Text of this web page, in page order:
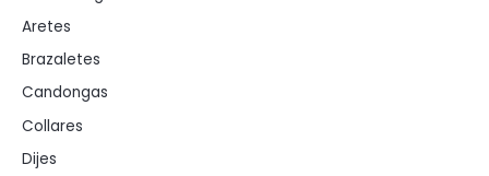
Aretes
Brazaletes
Candongas
Collares
Dijes